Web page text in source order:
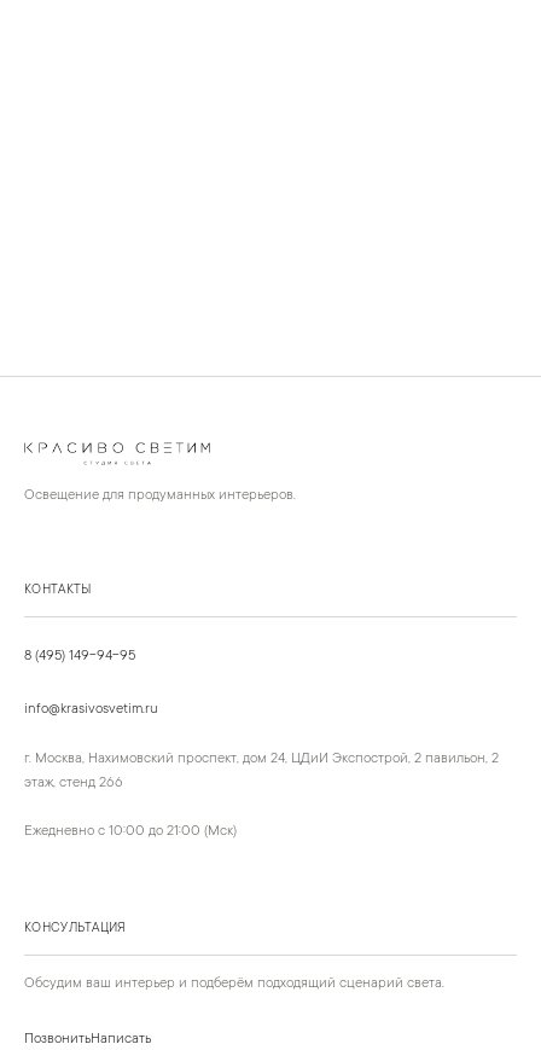
Освещение для продуманных интерьеров.
КОНТАКТЫ
8 (495) 149-94-95
info@krasivosvetim.ru
г. Москва, Нахимовский проспект, дом 24, ЦДиИ Экспострой, 2 павильон, 2
этаж, стенд 266
Ежедневно с 10:00 до 21:00 (Мск)
КОНСУЛЬТАЦИЯ
Обсудим ваш интерьер и подберём подходящий сценарий света.
ПозвонитьНаписать